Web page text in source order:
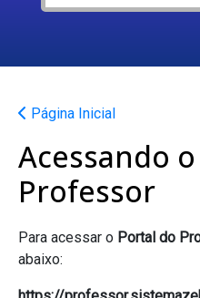
Página Inicial
Acessando
Professor
Para acessar o Portal do
abaixo: